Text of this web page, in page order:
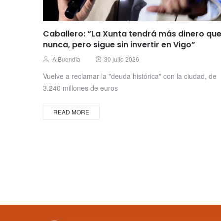
Caballero: “La Xunta tendrá más dinero que
nunca, pero sigue sin invertir en Vigo”
Author
A Buendia
Posted
30 julio 2026
Vuelve a reclamar la "deuda histórica" con la ciudad, de
3.240 millones de euros
READ MORE